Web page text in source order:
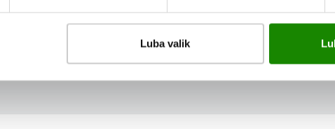
Luba valik